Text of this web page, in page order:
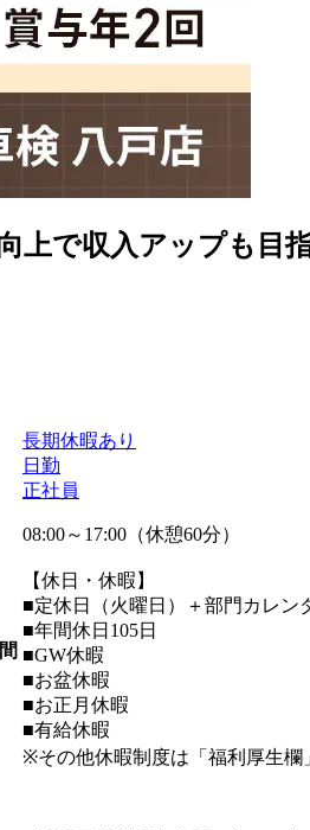
で収入アップも目
長期休暇あり
日勤
正社員
08:00～17:00（休憩60分）
【休日・休暇】
■定休日（火曜日）＋部門カレン
■年間休日105日
■GW休暇
■お盆休暇
■お正月休暇
■有給休暇
※その他休暇制度は「福利厚生欄